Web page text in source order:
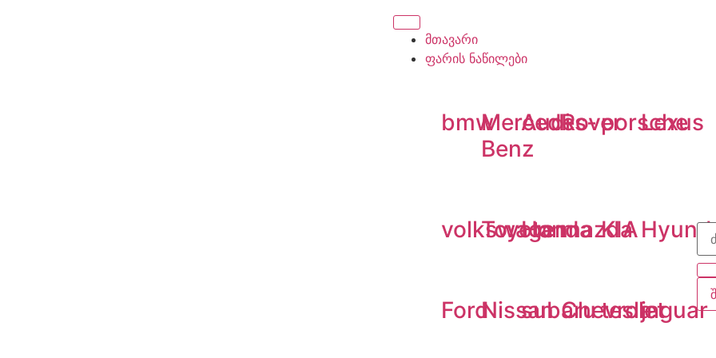
მთავარი
ფარის ნაწილები
bmwMercedes-
Benz
AudiRoverporsche
Lexus
volkswagen
ToyotaHondamazda
KIA
FordNissansubaruChevrolet
teslajaguar